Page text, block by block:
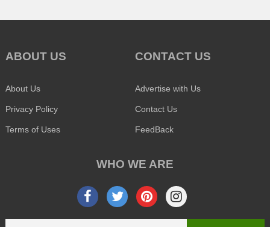
ABOUT US
About Us
Privacy Policy
Terms of Uses
CONTACT US
Advertise with Us
Contact Us
FeedBack
WHO WE ARE